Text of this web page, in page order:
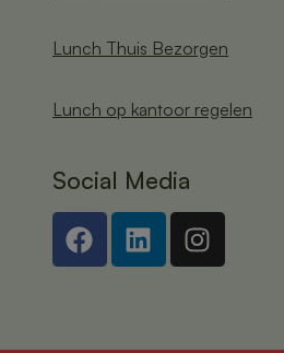
Lunch Thuis Bezorgen
Lunch op kantoor regelen
Social Media